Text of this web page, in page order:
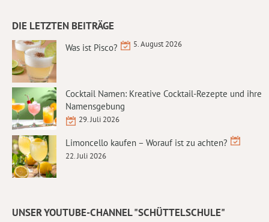
DIE LETZTEN BEITRÄGE
Was ist Pisco? 5. August 2026
Cocktail Namen: Kreative Cocktail-Rezepte und ihre
Namensgebung
29. Juli 2026
Limoncello kaufen – Worauf ist zu achten?
22. Juli 2026
UNSER YOUTUBE-CHANNEL "SCHÜTTELSCHULE"